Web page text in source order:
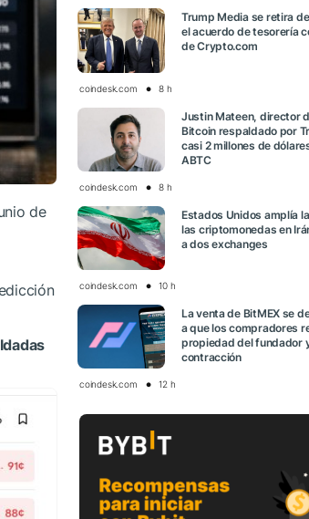
de
Trump Media se retira
el acuerdo de tesorería
de Crypto.com
coindesk.com 8 h
Justin Mateen, director
Bitcoin respaldado por
casi 2 millones de
ABTC
coindesk.com 8 h
Estados Unidos amplía
las criptomonedas en
a dos exchanges
coindesk.com 10 h
La venta de BitMEX se
a que los compradores
propiedad del fundador
contracción
coindesk.com 12 h